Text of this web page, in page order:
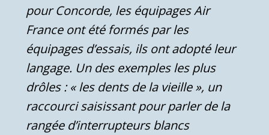
pour Concorde, les équipages Air
France ont été formés par les
équipages d’essais, ils ont adopté leur
langage. Un des exemples les plus
drôles : « les dents de la vieille », un
raccourci saisissant pour parler de la
rangée d’interrupteurs blancs